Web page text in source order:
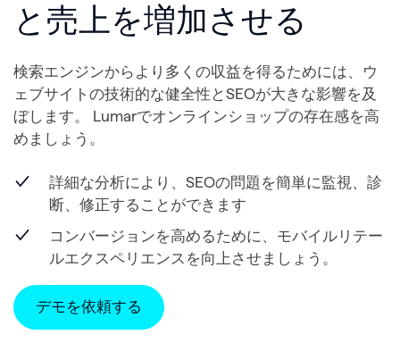
と売上を増加させる
検索エンジンからより多くの収益を得るためには、ウ
ェブサイトの技術的な健全性とSEOが大きな影響を及
ぼします。 Lumarでオンラインショップの存在感を高
めましょう。
詳細な分析により、SEOの問題を簡単に監視、診
断、修正することができます
コンバージョンを高めるために、モバイルリテー
ルエクスペリエンスを向上させましょう。
デモを依頼する